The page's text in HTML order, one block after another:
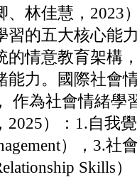
、林佳慧，2023
習的五大核心能
的情意教育架構
能力。國際社會
作為社會情緒學
2025）：1.自我
），3.社
Skills